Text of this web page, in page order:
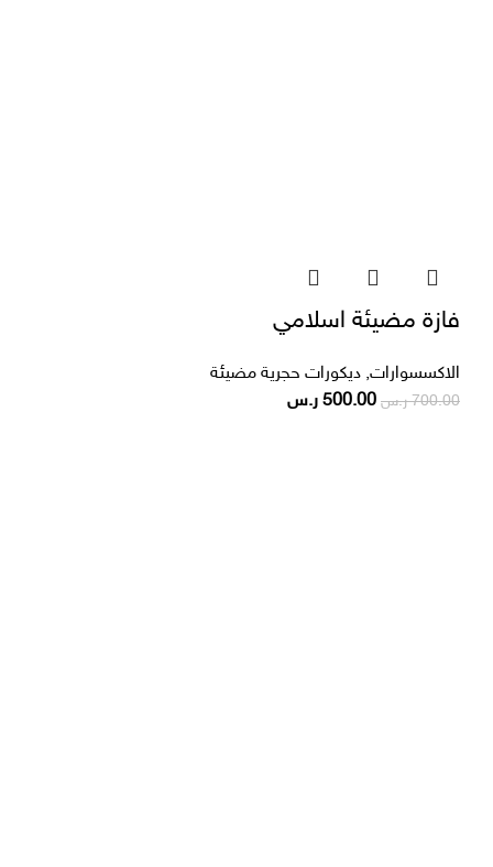
فازة مضيئة اسلامي
الاكسسوارات, ديكورات حجرية مضيئة
700.00 ر.س 500.00 ر.س